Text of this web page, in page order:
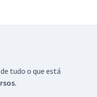
tudo o que está